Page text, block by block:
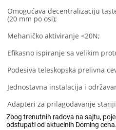
Omogućava decentralizaciju
(20 mm po osi);
Mehaničko aktiviranje <20N;
Efikasno ispiranje sa velikim
Podesiva teleskopska prelivna
Jednostavna instalacija i
Adapteri za prilagođavanje